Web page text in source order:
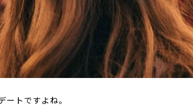
トですよね。